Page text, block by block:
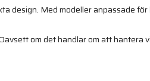
design. Med modeller anpassade
om det handlar om att hantera